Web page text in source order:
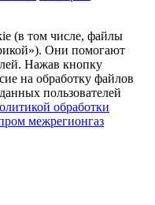
(в том числе, файлы
Они помогают
Нажав кнопку
на обработку файлов
пользователей
обработки
межрегионгаз